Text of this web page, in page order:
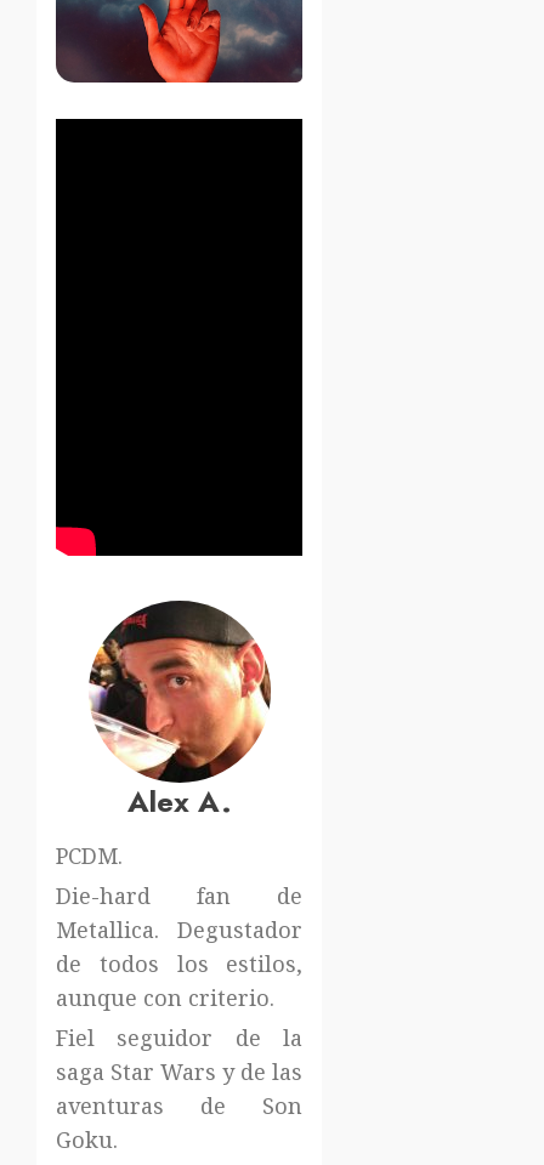
Alex A.
PCDM.
Die-hard fan de
Metallica. Degustador
de todos los estilos,
aunque con criterio.
Fiel seguidor de la
saga Star Wars y de las
aventuras de Son
Goku.